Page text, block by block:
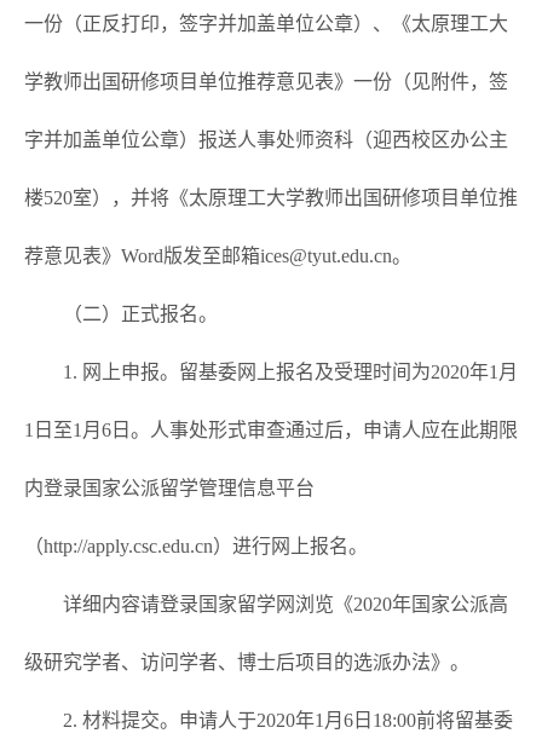
一份（正反打印，签字并加盖单位公章）、《太原理工大
学教师出国研修项目单位推荐意见表》一份（见附件，签
字并加盖单位公章）报送人事处师资科（迎西校区办公主
楼520室），并将《太原理工大学教师出国研修项目单位推
荐意见表》Word版发至邮箱ices@tyut.edu.cn。
（二）正式报名。
1. 网上申报。留基委网上报名及受理时间为2020年1月
1日至1月6日。人事处形式审查通过后，申请人应在此期限
内登录国家公派留学管理信息平台
（http://apply.csc.edu.cn）进行网上报名。
详细内容请登录国家留学网浏览《2020年国家公派高
级研究学者、访问学者、博士后项目的选派办法》 。
2. 材料提交。申请人于2020年1月6日18:00前将留基委